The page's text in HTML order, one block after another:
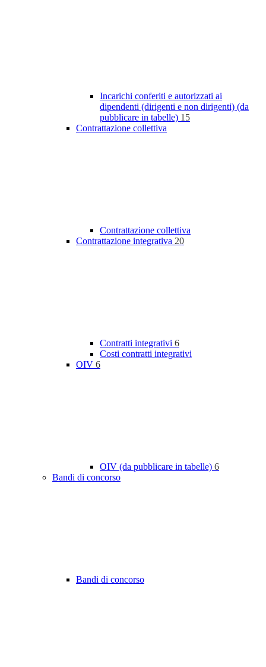
Incarichi conferiti e autorizzati ai
dipendenti (dirigenti e non dirigenti) (da
pubblicare in tabelle) 15
Contrattazione collettiva
Contrattazione collettiva
Contrattazione integrativa 20
Contratti integrativi 6
Costi contratti integrativi
OIV 6
OIV (da pubblicare in tabelle) 6
Bandi di concorso
Bandi di concorso